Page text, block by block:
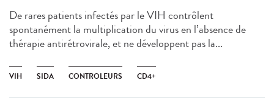
De rares patients infectés par le VIH contrôlent
spontanément la multiplication du virus en l’absence de
thérapie antirétrovirale, et ne développent pas la...
VIH SIDA CONTROLEURS CD4+